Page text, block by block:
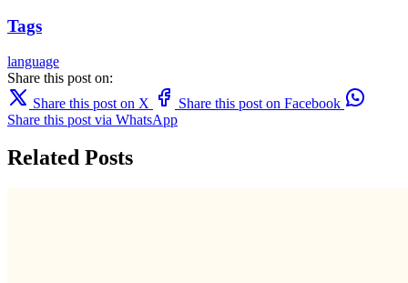
Tags
language
Share this post on:
Share this post on X
Share this post on Facebook
Share this post via WhatsApp
Related Posts